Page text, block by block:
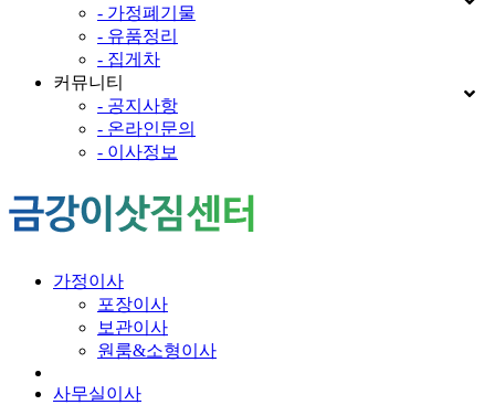
- 가정폐기물
- 유품정리
- 집게차
커뮤니티
- 공지사항
- 온라인문의
- 이사정보
가정이사
포장이사
보관이사
원룸&소형이사
사무실이사